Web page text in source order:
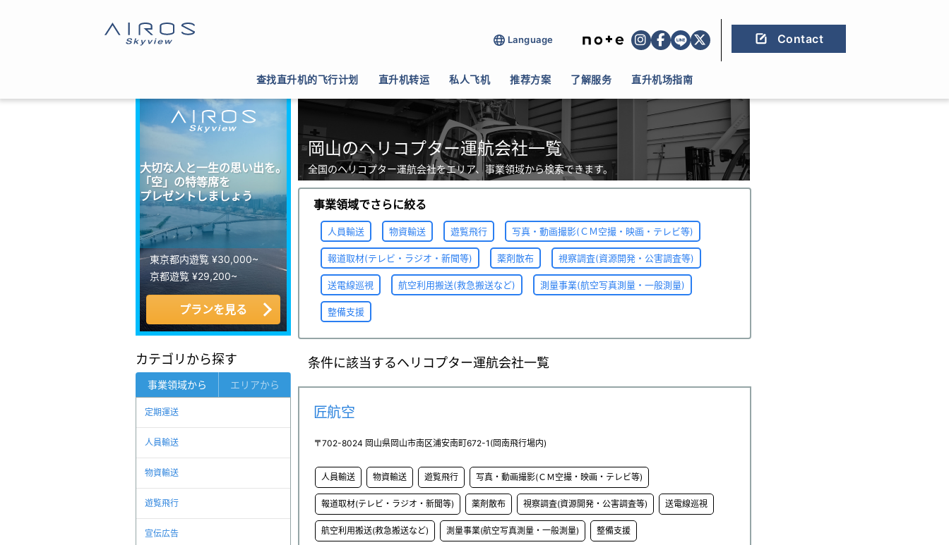
Language Contact
查找直升机的飞行计划 直升机转运 私人飞机 推荐方案 了解服务 直升机场指南
大切な人と一生の思い出を。
「空」の特等席を
プレゼントしましょう
東京都内遊覧 ¥30,000~
京都遊覧 ¥29,200~
プランを見る
カテゴリから探す
事業領域から エリアから
定期運送
人員輸送
物資輸送
遊覧飛行
宣伝広告
岡山のヘリコプター運航会社一覧
全国のヘリコプター運航会社をエリア、事業領域から検索できます。
事業領域でさらに絞る
人員輸送 物資輸送 遊覧飛行 写真・動画撮影(ＣＭ空撮・映画・テレビ等)
報道取材(テレビ・ラジオ・新聞等) 薬剤散布 視察調査(資源開発・公害調査等)
送電線巡視 航空利用搬送(救急搬送など) 測量事業(航空写真測量・一般測量)
整備支援
条件に該当するヘリコプター運航会社一覧
匠航空
〒702-8024 岡山県岡山市南区浦安南町672-1(岡南飛行場内)
人員輸送 物資輸送 遊覧飛行 写真・動画撮影(ＣＭ空撮・映画・テレビ等)
報道取材(テレビ・ラジオ・新聞等) 薬剤散布 視察調査(資源開発・公害調査等) 送電線巡視
航空利用搬送(救急搬送など) 測量事業(航空写真測量・一般測量) 整備支援